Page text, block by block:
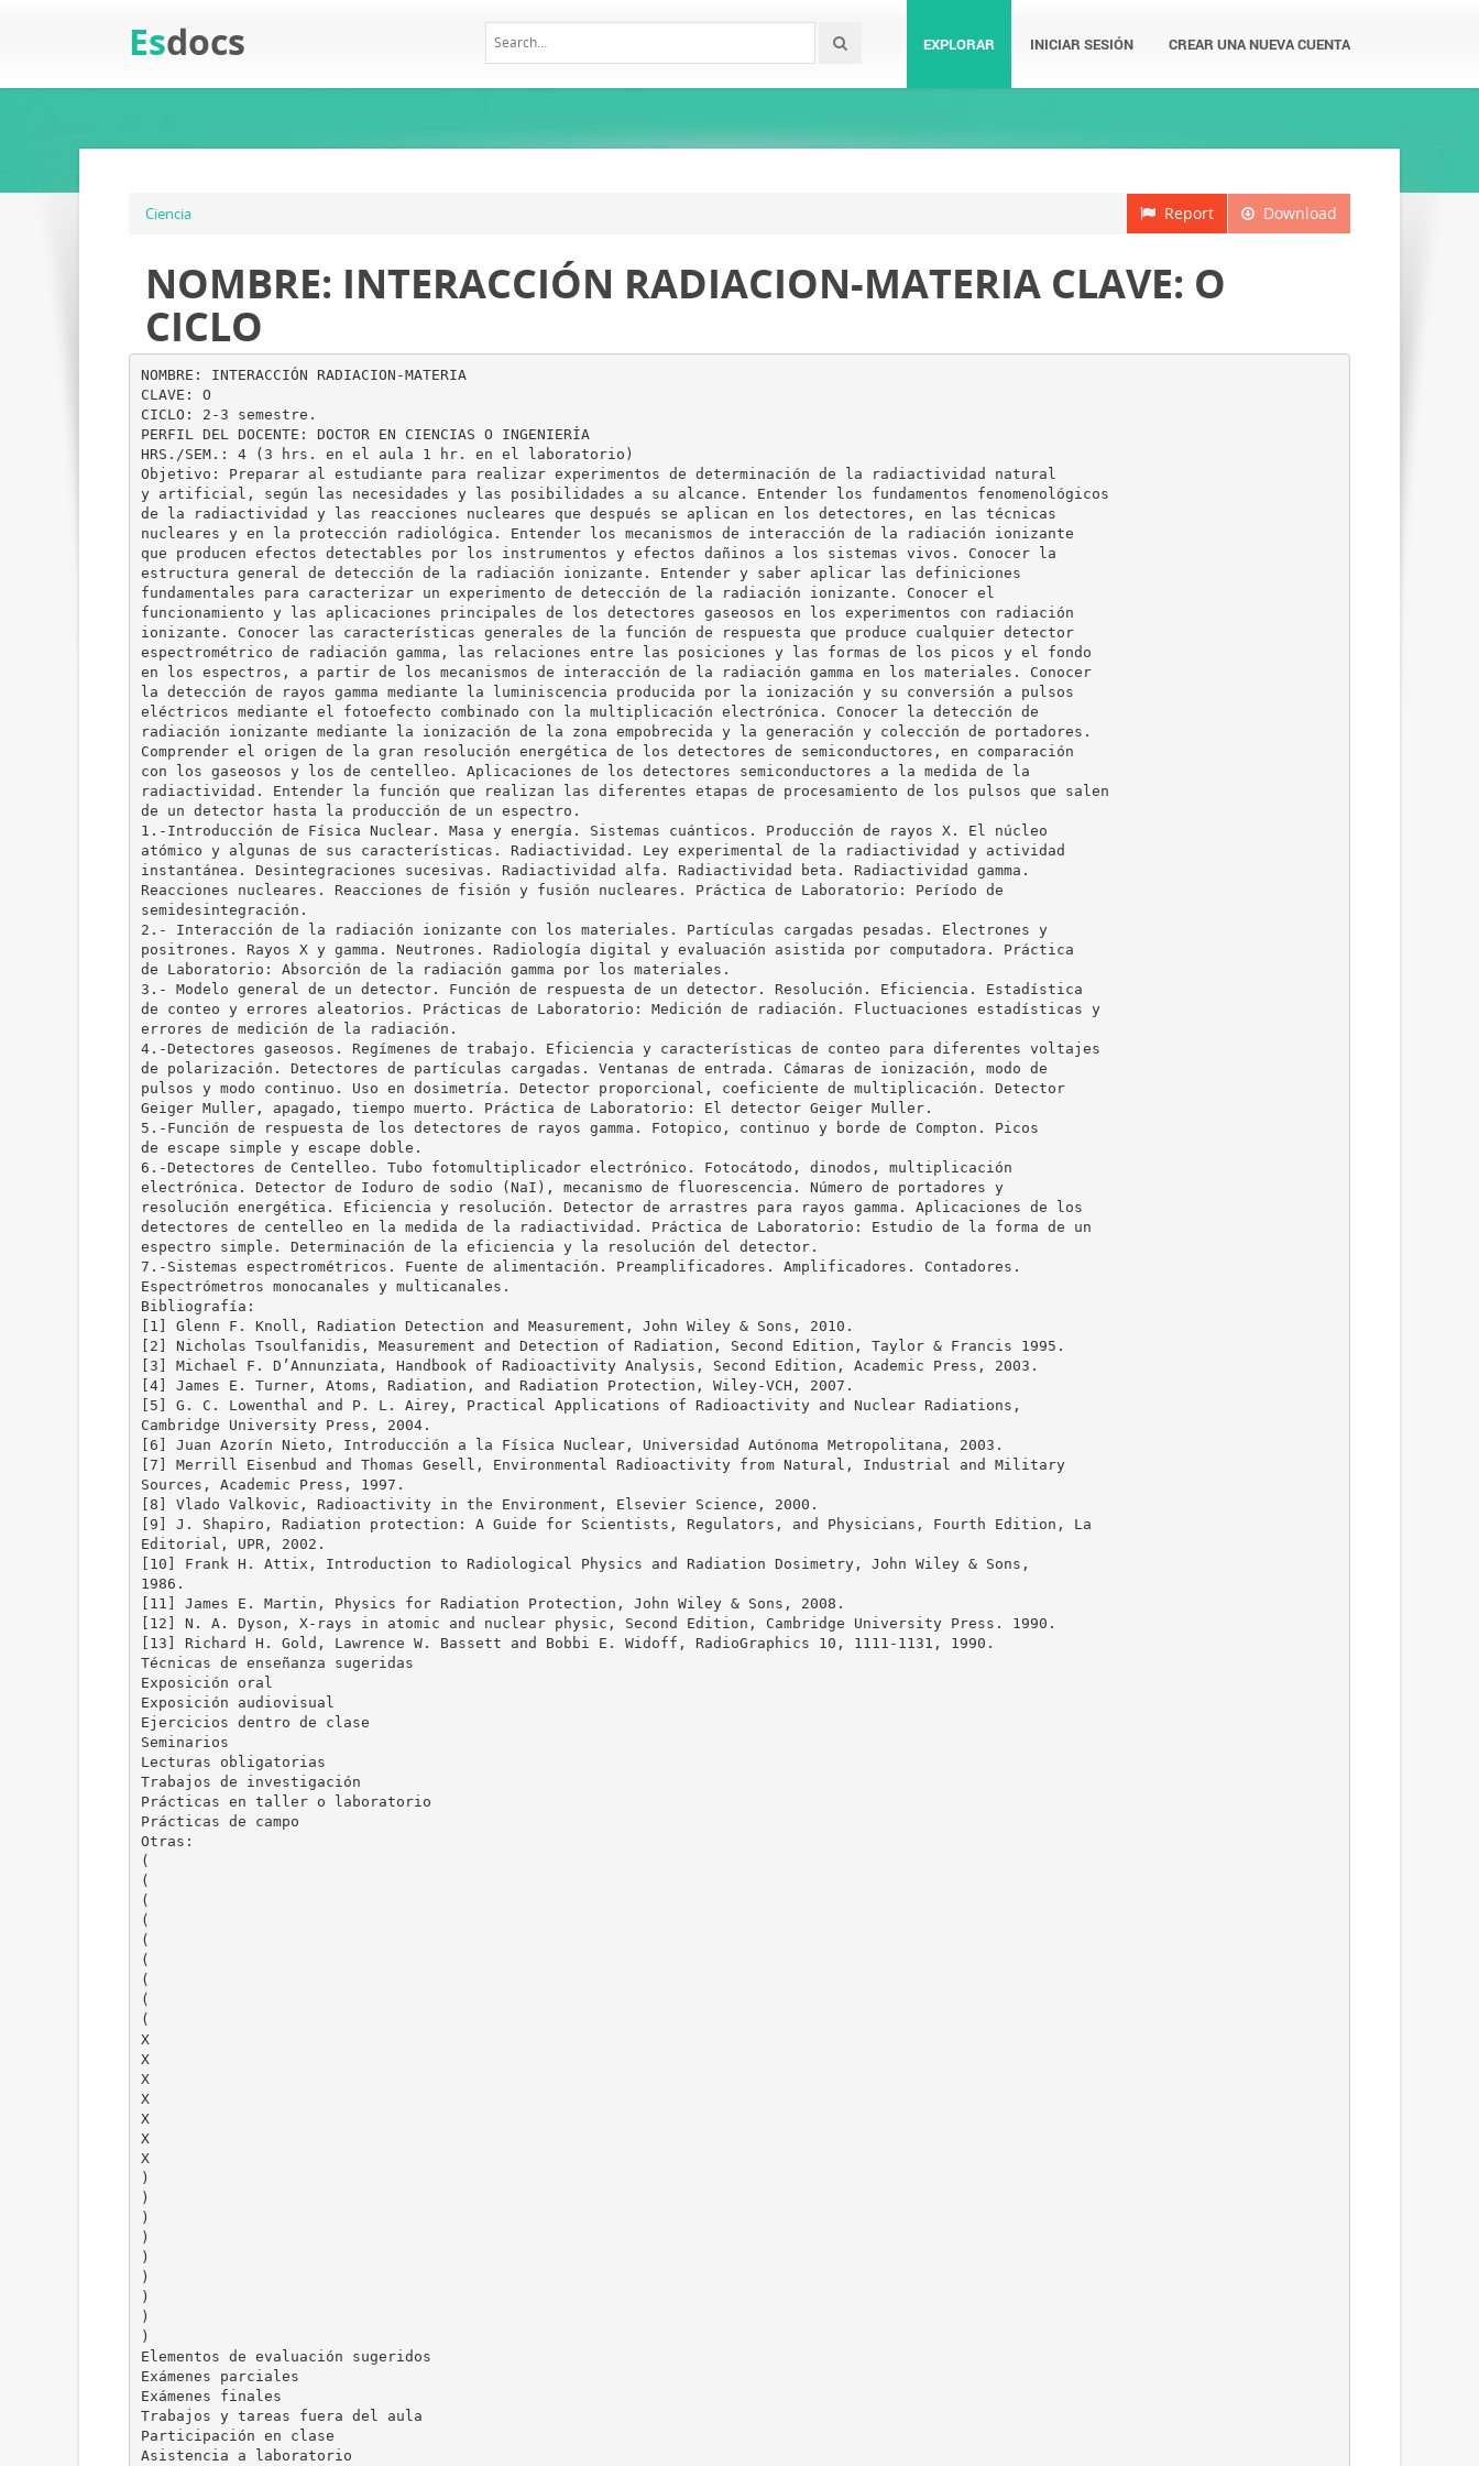
Esdocs EXPLORAR INICIAR SESIÓN CREAR UNA NUEVA CUENTA
Download
Report
Ciencia
NOMBRE: INTERACCIÓN RADIACION-MATERIA CLAVE: O
CICLO
NOMBRE: INTERACCIÓN RADIACION-MATERIA
CLAVE: O
CICLO: 2-3 semestre.
PERFIL DEL DOCENTE: DOCTOR EN CIENCIAS O INGENIERÍA
HRS./SEM.: 4 (3 hrs. en el aula 1 hr. en el laboratorio)
Objetivo: Preparar al estudiante para realizar experimentos de determinación de la radiactividad natural
y artificial, según las necesidades y las posibilidades a su alcance. Entender los fundamentos fenomenológicos
de la radiactividad y las reacciones nucleares que después se aplican en los detectores, en las técnicas
nucleares y en la protección radiológica. Entender los mecanismos de interacción de la radiación ionizante
que producen efectos detectables por los instrumentos y efectos dañinos a los sistemas vivos. Conocer la
estructura general de detección de la radiación ionizante. Entender y saber aplicar las definiciones
fundamentales para caracterizar un experimento de detección de la radiación ionizante. Conocer el
funcionamiento y las aplicaciones principales de los detectores gaseosos en los experimentos con radiación
ionizante. Conocer las características generales de la función de respuesta que produce cualquier detector
espectrométrico de radiación gamma, las relaciones entre las posiciones y las formas de los picos y el fondo
en los espectros, a partir de los mecanismos de interacción de la radiación gamma en los materiales. Conocer
la detección de rayos gamma mediante la luminiscencia producida por la ionización y su conversión a pulsos
eléctricos mediante el fotoefecto combinado con la multiplicación electrónica. Conocer la detección de
radiación ionizante mediante la ionización de la zona empobrecida y la generación y colección de portadores.
Comprender el origen de la gran resolución energética de los detectores de semiconductores, en comparación
con los gaseosos y los de centelleo. Aplicaciones de los detectores semiconductores a la medida de la
radiactividad. Entender la función que realizan las diferentes etapas de procesamiento de los pulsos que salen
de un detector hasta la producción de un espectro.
1.-Introducción de Física Nuclear. Masa y energía. Sistemas cuánticos. Producción de rayos X. El núcleo
atómico y algunas de sus características. Radiactividad. Ley experimental de la radiactividad y actividad
instantánea. Desintegraciones sucesivas. Radiactividad alfa. Radiactividad beta. Radiactividad gamma.
Reacciones nucleares. Reacciones de fisión y fusión nucleares. Práctica de Laboratorio: Período de
semidesintegración.
2.- Interacción de la radiación ionizante con los materiales. Partículas cargadas pesadas. Electrones y
positrones. Rayos X y gamma. Neutrones. Radiología digital y evaluación asistida por computadora. Práctica
de Laboratorio: Absorción de la radiación gamma por los materiales.
3.- Modelo general de un detector. Función de respuesta de un detector. Resolución. Eficiencia. Estadística
de conteo y errores aleatorios. Prácticas de Laboratorio: Medición de radiación. Fluctuaciones estadísticas y
errores de medición de la radiación.
4.-Detectores gaseosos. Regímenes de trabajo. Eficiencia y características de conteo para diferentes voltajes
de polarización. Detectores de partículas cargadas. Ventanas de entrada. Cámaras de ionización, modo de
pulsos y modo continuo. Uso en dosimetría. Detector proporcional, coeficiente de multiplicación. Detector
Geiger Muller, apagado, tiempo muerto. Práctica de Laboratorio: El detector Geiger Muller.
5.-Función de respuesta de los detectores de rayos gamma. Fotopico, continuo y borde de Compton. Picos
de escape simple y escape doble.
6.-Detectores de Centelleo. Tubo fotomultiplicador electrónico. Fotocátodo, dinodos, multiplicación
electrónica. Detector de Ioduro de sodio (NaI), mecanismo de fluorescencia. Número de portadores y
resolución energética. Eficiencia y resolución. Detector de arrastres para rayos gamma. Aplicaciones de los
detectores de centelleo en la medida de la radiactividad. Práctica de Laboratorio: Estudio de la forma de un
espectro simple. Determinación de la eficiencia y la resolución del detector.
7.-Sistemas espectrométricos. Fuente de alimentación. Preamplificadores. Amplificadores. Contadores.
Espectrómetros monocanales y multicanales.
Bibliografía:
[1] Glenn F. Knoll, Radiation Detection and Measurement, John Wiley & Sons, 2010.
[2] Nicholas Tsoulfanidis, Measurement and Detection of Radiation, Second Edition, Taylor & Francis 1995.
[3] Michael F. D’Annunziata, Handbook of Radioactivity Analysis, Second Edition, Academic Press, 2003.
[4] James E. Turner, Atoms, Radiation, and Radiation Protection, Wiley-VCH, 2007.
[5] G. C. Lowenthal and P. L. Airey, Practical Applications of Radioactivity and Nuclear Radiations,
Cambridge University Press, 2004.
[6] Juan Azorín Nieto, Introducción a la Física Nuclear, Universidad Autónoma Metropolitana, 2003.
[7] Merrill Eisenbud and Thomas Gesell, Environmental Radioactivity from Natural, Industrial and Military
Sources, Academic Press, 1997.
[8] Vlado Valkovic, Radioactivity in the Environment, Elsevier Science, 2000.
[9] J. Shapiro, Radiation protection: A Guide for Scientists, Regulators, and Physicians, Fourth Edition, La
Editorial, UPR, 2002.
[10] Frank H. Attix, Introduction to Radiological Physics and Radiation Dosimetry, John Wiley & Sons,
1986.
[11] James E. Martin, Physics for Radiation Protection, John Wiley & Sons, 2008.
[12] N. A. Dyson, X-rays in atomic and nuclear physic, Second Edition, Cambridge University Press. 1990.
[13] Richard H. Gold, Lawrence W. Bassett and Bobbi E. Widoff, RadioGraphics 10, 1111-1131, 1990.
Técnicas de enseñanza sugeridas
Exposición oral
Exposición audiovisual
Ejercicios dentro de clase
Seminarios
Lecturas obligatorias
Trabajos de investigación
Prácticas en taller o laboratorio
Prácticas de campo
Otras:
(
(
(
(
(
(
(
(
(
X
X
X
X
X
X
X
)
)
)
)
)
)
)
)
)
Elementos de evaluación sugeridos
Exámenes parciales
Exámenes finales
Trabajos y tareas fuera del aula
Participación en clase
Asistencia a laboratorio